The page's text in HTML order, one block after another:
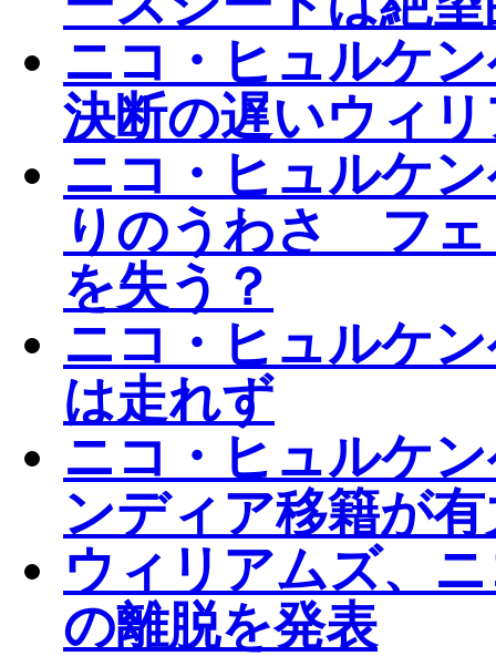
ニコ・ヒュルケ
決断の遅いウィ
ニコ・ヒュルケ
りのうわさ フェ
を失う？
ニコ・ヒュルケ
は走れず
ニコ・ヒュルケ
ンディア移籍が
ウィリアムズ、
の離脱を発表